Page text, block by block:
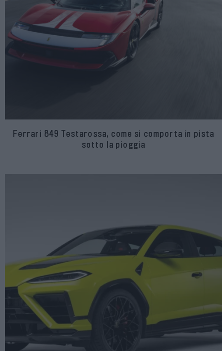
Ferrari 849 Testarossa, come si comporta in pista
sotto la pioggia